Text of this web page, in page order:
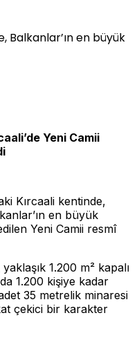
Yeni Camii
Kırcaali kentinde,
en büyük
Yeni Camii resmî
1.200 m² kapalı
1.200 kişiye kadar
35 metrelik minaresi
çekici bir karakter